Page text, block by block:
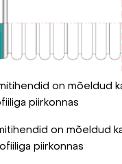
on mõeldud
piirkonnas
on mõeldud
piirkonnas